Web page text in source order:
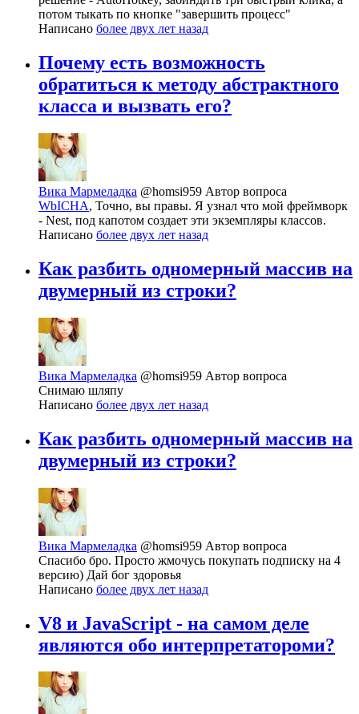
потом тыкать по кнопке "завершить процесс"
Написано более двух лет назад
Почему есть возможность
обратиться к методу абстрактного
класса и вызвать его?
Вика Мармеладка @homsi959 Автор вопроса
WbICHA, Точно, вы правы. Я узнал что мой фреймворк
- Nest, под капотом создает эти экземпляры классов.
Написано более двух лет назад
Как разбить одномерный массив на
двумерный из строки?
Вика Мармеладка @homsi959 Автор вопроса
Снимаю шляпу
Написано более двух лет назад
Как разбить одномерный массив на
двумерный из строки?
Вика Мармеладка @homsi959 Автор вопроса
Спасибо бро. Просто жмочусь покупать подписку на 4
версию) Дай бог здоровья
Написано более двух лет назад
V8 и JavaScript - на самом деле
являются обо интерпретатороми?